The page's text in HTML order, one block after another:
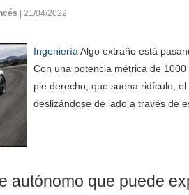
| 21/04/2022
Ingeniería Algo extraño está
Con una potencia métrica de
pie derecho, que suena ridículo,
deslizándose de lado a través de
autónomo que puede